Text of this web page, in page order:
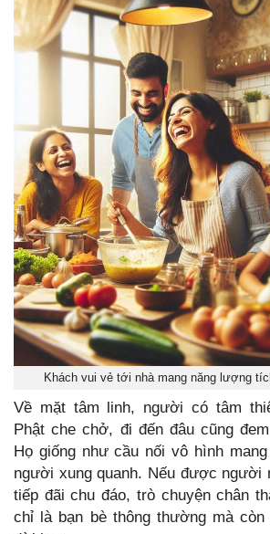
Khách vui vẻ tới nhà mang năng lượng
Về mặt tâm linh, người có tâm
Phật che chở, đi đến đâu cũng
Họ giống như cầu nối vô hình
người xung quanh. Nếu được người
tiếp đãi chu đáo, trò chuyện chân
chỉ là bạn bè thông thường mà